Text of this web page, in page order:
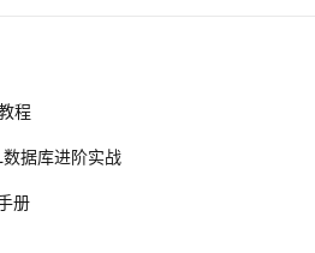
”，诚邀技术同仁一同入驻。
程
据库进阶实战
册